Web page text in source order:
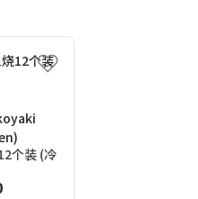
个装 (冷